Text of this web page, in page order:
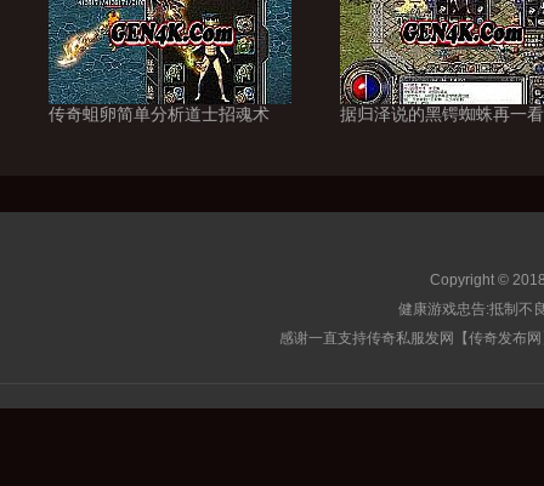
传奇蛆卵简单分析道士招魂术 据归泽说的黑锷蜘蛛再一
Copyright ©
健康游戏忠告:抵制不
感谢一直支持传奇私服发网【传奇发布